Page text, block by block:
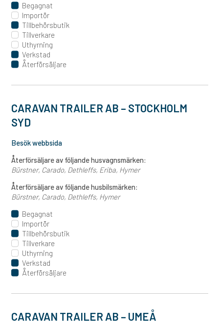
Begagnat
Importör
Tillbehörsbutik
Tillverkare
Uthyrning
Verkstad
Återförsäljare
CARAVAN TRAILER AB – STOCKHOLM
SYD
Besök webbsida
Återförsäljare av följande husvagnsmärken:
Bürstner Carado Dethleffs Eriba Hymer
Återförsäljare av följande husbilsmärken:
Bürstner Carado Dethleffs Hymer
Begagnat
Importör
Tillbehörsbutik
Tillverkare
Uthyrning
Verkstad
Återförsäljare
CARAVAN TRAILER AB – UMEÅ